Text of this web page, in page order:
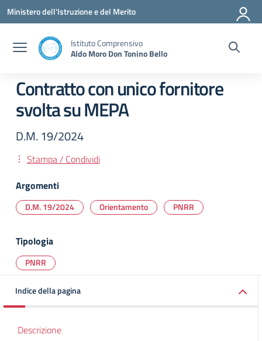
Vai ai contenuti
Vai al menu di navigazione
Vai al footer
Ministero dell'Istruzione e del Merito
Istituto Comprensivo
Aldo Moro Don Tonino Bello
Contratto con unico fornitore
svolta su MEPA
D.M. 19/2024
Stampa / Condividi
Argomenti
D.M. 19/2024 Orientamento PNRR
Tipologia
PNRR
Indice della pagina
Descrizione